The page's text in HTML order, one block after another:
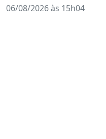
06/08/2026 às 15h04